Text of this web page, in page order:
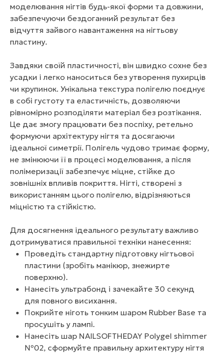
моделювання нігтів будь-якої форми та довжини,
забезпечуючи бездоганний результат без
відчуття зайвого навантаження на нігтьову
пластину.
Завдяки своїй пластичності, він швидко сохне без
усадки і легко наноситься без утворення пухирців
чи крупинок. Унікальна текстура полігелю поєднує
в собі густоту та еластичність, дозволяючи
рівномірно розподіляти матеріал без розтікання.
Це дає змогу працювати без поспіху, ретельно
формуючи архітектуру нігтя та досягаючи
ідеальної симетрії. Полігель чудово тримає форму,
не змінюючи її в процесі моделювання, а після
полімеризації забезпечує міцне, стійке до
зовнішніх впливів покриття. Нігті, створені з
використанням цього полігелю, відрізняються
міцністю та стійкістю.
Для досягнення ідеального результату важливо
дотримуватися правильної техніки нанесення:
Проведіть стандартну підготовку нігтьової
пластини (зробіть манікюр, знежирте
поверхню).
Нанесіть ультрабонд і зачекайте 30 секунд
для повного висихання.
Покрийте ніготь тонким шаром Rubber Base та
просушіть у лампі.
Нанесіть шар NAILSOFTHEDAY Polygel shimmer
№02, сформуйте правильну архитектуру нігтя